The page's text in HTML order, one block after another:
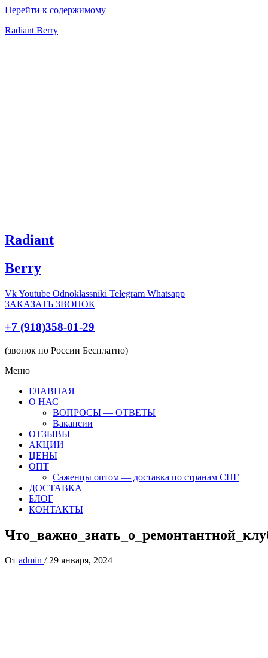
Перейти к содержимому
Radiant Berry
Radiant
Berry
VkYoutube Odnoklassniki Telegram Whatsapp
ЗАКАЗАТЬ ЗВОНОК
+7 (918)358-01-29
(звонок по России Бесплатно)
Меню
ГЛАВНАЯ
О НАС
ВОПРОСЫ — ОТВЕТЫ
Вакансии
ОТЗЫВЫ
АКЦИИ
ЦЕНЫ
ОПТ
Саженцы оптом — доставка по странам СНГ
ДОСТАВКА
БЛОГ
КОНТАКТЫ
От admin / 29 января, 2024